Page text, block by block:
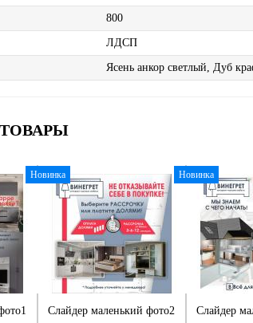
800
ЛДСП
Ясень анкор светлый, Дуб
Новинка
Слайдер маленький фото2
Новинка
Слайдер